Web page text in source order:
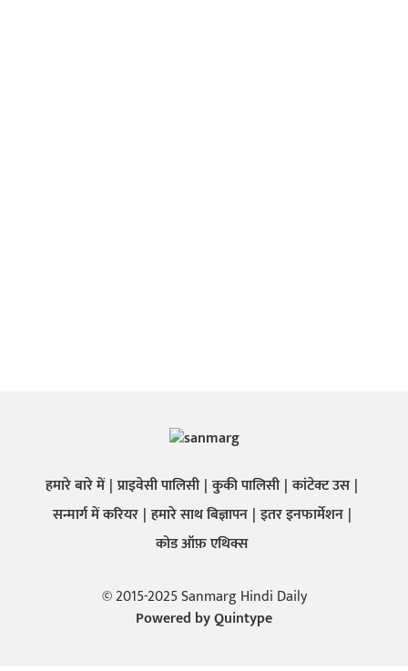
हमारे बारे में प्राइवेसी पालिसी कुकी पालिसी कांटेक्ट उस
सन्मार्ग में करियर हमारे साथ बिज्ञापन इतर इनफार्मेशन
कोड ऑफ़ एथिक्स
© 2015-2025 Sanmarg Hindi Daily
Powered byQuintype